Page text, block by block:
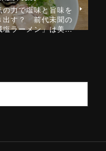
の力で塩味と旨味を
出す？ 前代未聞の
塩ラーメン」は美…